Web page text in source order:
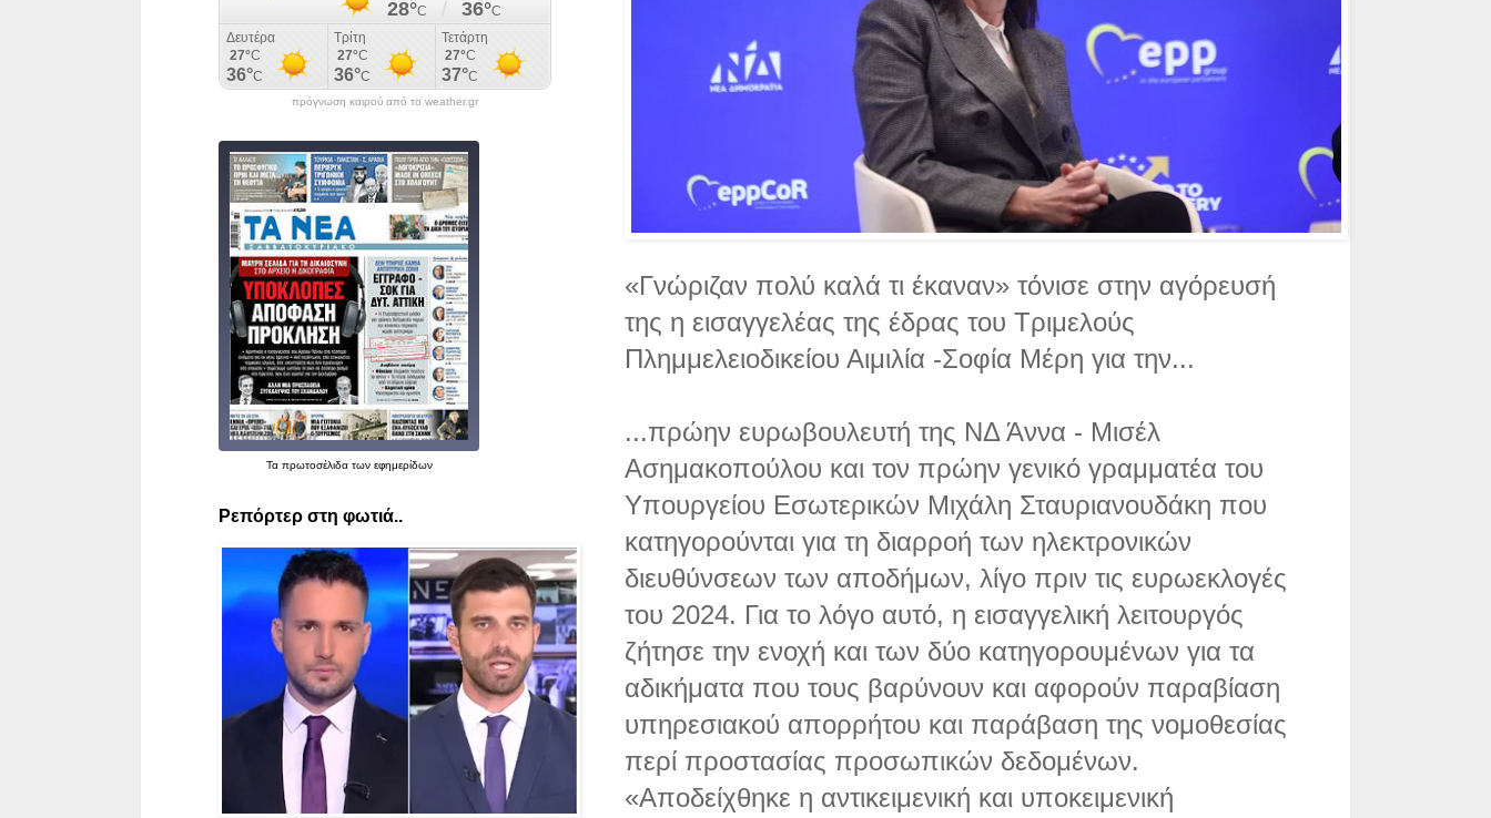
«Γνώριζαν πολύ καλά τι έκαναν» τόνισε στην αγόρευσή
της η εισαγγελέας της έδρας του Τριμελούς
Πλημμελειοδικείου Αιμιλία -Σοφία Μέρη για την...
...πρώην ευρωβουλευτή της ΝΔ Άννα - Μισέλ
Ασημακοπούλου και τον πρώην γενικό γραμματέα του
Υπουργείου Εσωτερικών Μιχάλη Σταυριανουδάκη που
κατηγορούνται για τη διαρροή των ηλεκτρονικών
διευθύνσεων των αποδήμων, λίγο πριν τις ευρωεκλογές
του 2024. Για το λόγο αυτό, η εισαγγελική λειτουργός
ζήτησε την ενοχή και των δύο κατηγορουμένων για τα
αδικήματα που τους βαρύνουν και αφορούν παραβίαση
υπηρεσιακού απορρήτου και παράβαση της νομοθεσίας
περί προστασίας προσωπικών δεδομένων.
«Αποδείχθηκε η αντικειμενική και υποκειμενική
πρόγνωση καιρού από το weather.gr
Τα πρωτοσέλιδατων εφημερίδων
Ρεπόρτερ στη φωτιά..